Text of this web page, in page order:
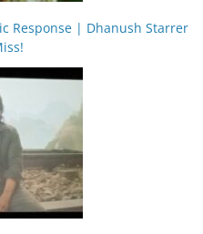
Response | Dhanush Starrer